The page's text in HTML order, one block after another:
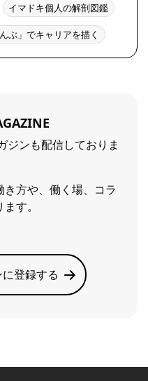
イマドキ個人の解剖図鑑
ぶ」でキャリアを描く
ジンも配信しておりま
方や、働く場、コラ
す。
登録する